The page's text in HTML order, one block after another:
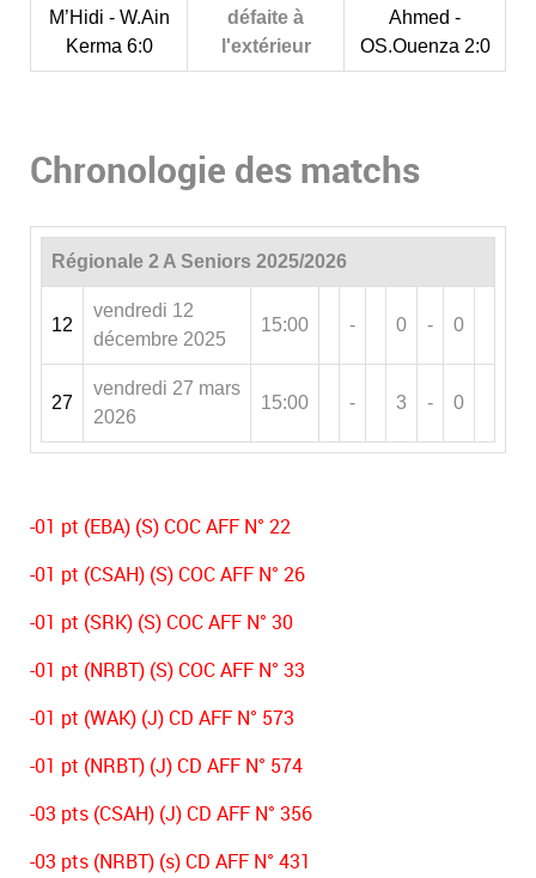
M’Hidi - W.Ain
Kerma 6:0
défaite à
l'extérieur
Ahmed -
OS.Ouenza 2:0
Chronologie des matchs
Régionale 2 A Seniors 2025/2026
12
vendredi 12
décembre 2025
15:00 - 0 - 0
27
vendredi 27 mars
2026
15:00 - 3 - 0
-01 pt (EBA) (S) COC AFF N° 22
-01 pt (CSAH) (S) COC AFF N° 26
-01 pt (SRK) (S) COC AFF N° 30
-01 pt (NRBT) (S) COC AFF N° 33
-01 pt (WAK) (J) CD AFF N° 573
-01 pt (NRBT) (J) CD AFF N° 574
-03 pts (CSAH) (J) CD AFF N° 356
-03 pts (NRBT) (s) CD AFF N° 431